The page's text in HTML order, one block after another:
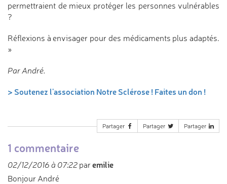
permettraient de mieux protéger les personnes vulnérables
?
Réflexions à envisager pour des médicaments plus adaptés.
»
Par André.
> Soutenez l'association Notre Sclérose ! Faites un don !
Partager Partager Partager
1 commentaire
02/12/2016 à 07:22 par emilie
Bonjour André